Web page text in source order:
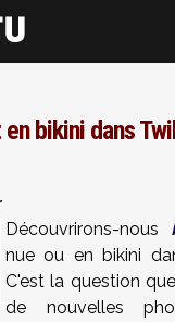
bikini dans
Découvrirons-nous
nue ou en bikini
C'est la question
de nouvelles